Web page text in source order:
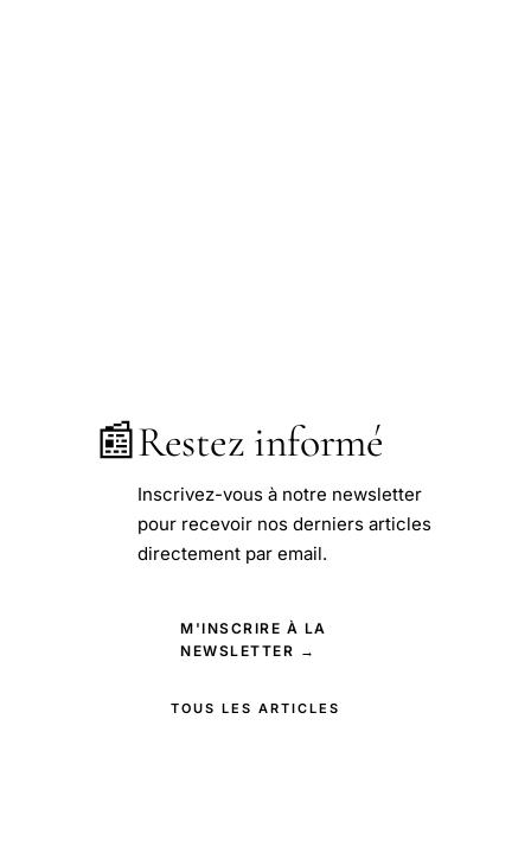
📰Restez informé
Inscrivez-vous à notre newsletter
pour recevoir nos derniers articles
directement par email.
M'INSCRIRE À LA
NEWSLETTER →
TOUS LES ARTICLES